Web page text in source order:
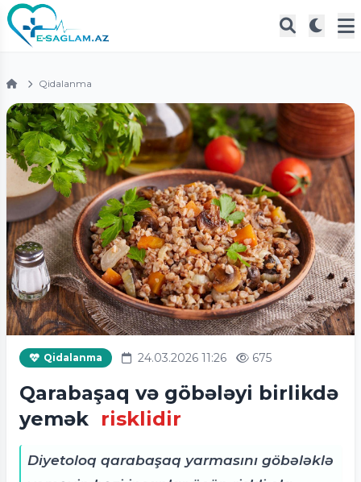
Qidalanma
Qidalanma 24.03.2026 11:26 675
Qarabaşaq və göbələyi birlikdə
yemək risklidir
Diyetoloq qarabaşaq yarmasını göbələklə